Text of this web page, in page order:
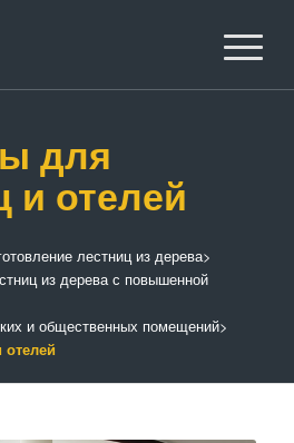
для
и отелей
лестниц из дерева>
из дерева с повышенной
и общественных помещений>